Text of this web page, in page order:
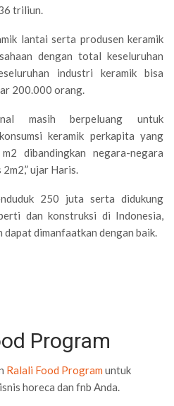
triliun.
lantai serta produsen keramik
dengan total keseluruhan
industri keramik bisa
200.000 orang.
masih berpeluang untuk
keramik perkapita yang
dibandingkan negara-negara
ujar Haris.
250 juta serta didukung
dan konstruksi di Indonesia,
dimanfaatkan dengan baik.
Program
Ralali Food Program untuk
horeca dan fnb Anda.